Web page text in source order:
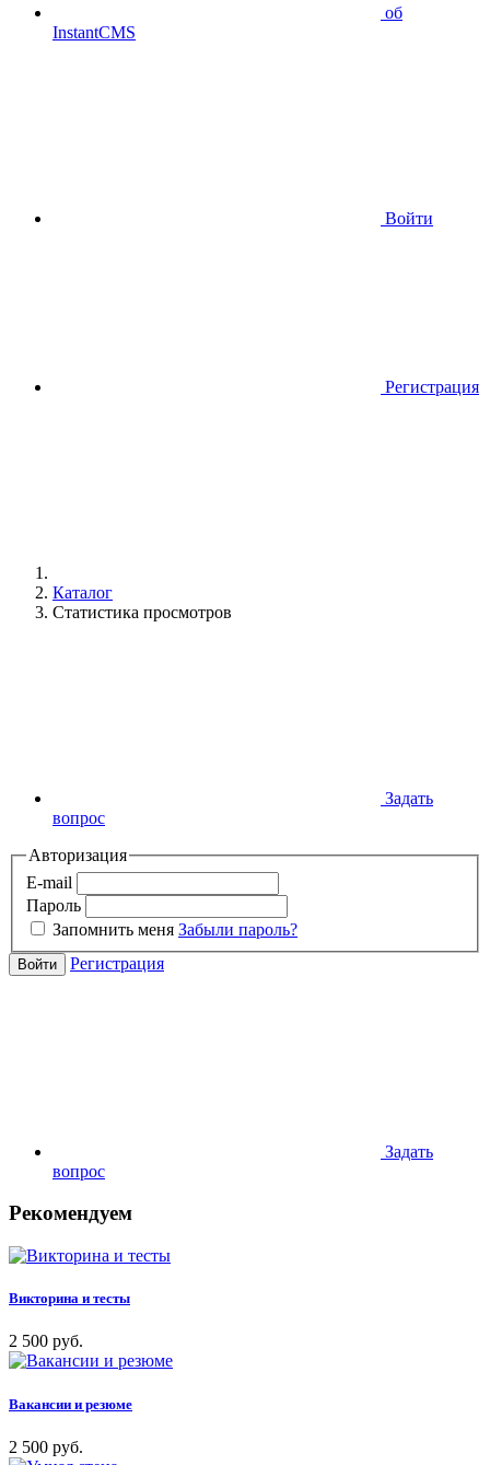
об
InstantCMS
Войти
Регистрация
Каталог
Статистика просмотров
Задать
вопрос
Авторизация
E-mail
Пароль
Запомнить меня Забыли пароль?
Войти Регистрация
Задать
вопрос
Рекомендуем
Викторина и тесты
2 500 руб.
Вакансии и резюме
2 500 руб.